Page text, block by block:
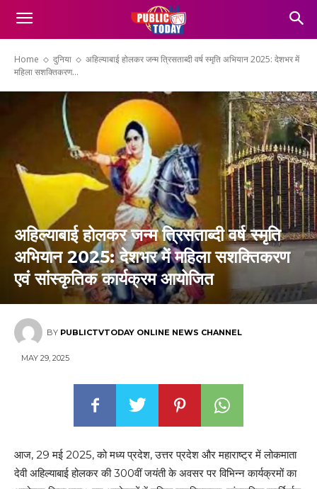
Home दुनिया
अहिल्याबाई होलकर जन्म त्रिसताब्दी वर्ष स्मृति अभियान 2025: देशभर में
महिला सशक्तिकरण...
अहिल्याबाई होलकर जन्म त्रिसताब्दी वर्ष स्मृति
अभियान 2025: देशभर में महिला सशक्तिकरण
एवं सांस्कृतिक कार्यक्रम आयोजित
BY PUBLICTVTODAY ONLINE NEWS CHANNEL
MAY 29, 2025
आज, 29 मई 2025, को मध्य प्रदेश, उत्तर प्रदेश और महाराष्ट्र में लोकमाता
देवी अहिल्याबाई होलकर की 300वीं जयंती के अवसर पर विभिन्न कार्यक्रमों का